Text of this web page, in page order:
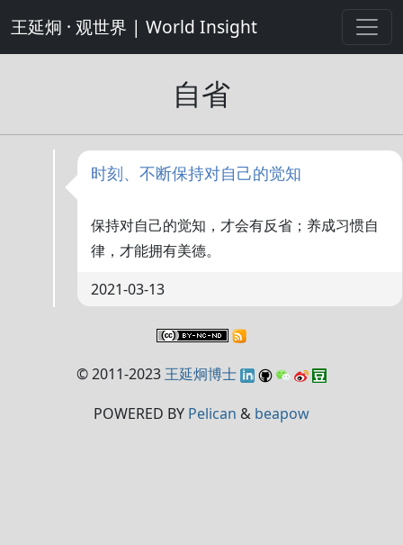
王延炯 · 观世界 | World Insight
自省
时刻、不断保持对自己的觉知
保持对自己的觉知，才会有反省；养成习惯自
律，才能拥有美德。
2021-03-13
© 2011-2023 王延炯博士
POWERED BY Pelican & beapow